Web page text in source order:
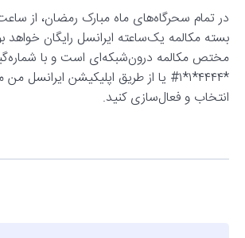
بسته مکالمه یک‌ساعته ایرانسل رایگان خواهد
مختص مکالمه درون‌شبکه‌ای است و با
*۴۴۴۴*۱*۱# یا از طریق اپلیکیشن ایرانسل
انتخاب و فعال‌سازی کنید.